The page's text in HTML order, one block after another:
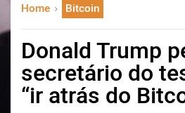
中文
한국어
العربية
ไทย
Home Bitcoin
Donald Trump
secretário do
“ir atrás do